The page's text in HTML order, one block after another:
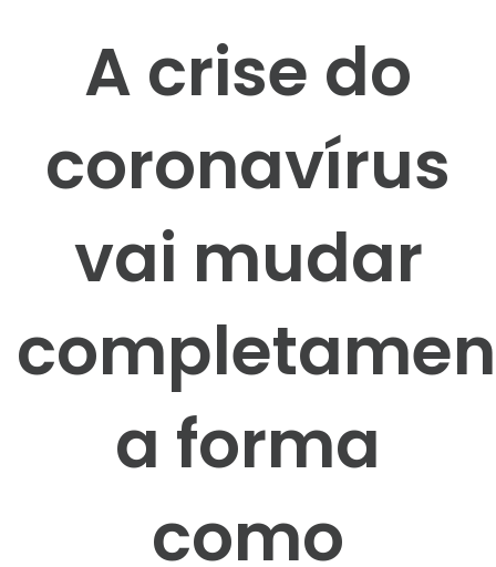
A crise do
coronavírus
vai mudar
a forma
como